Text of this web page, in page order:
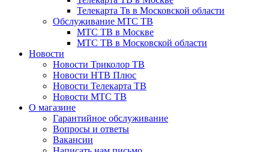
Телекарта Тв в Московской области
Обслуживание МТС ТВ
МТС ТВ в Москве
МТС ТВ в Московской области
Новости
Новости Триколор ТВ
Новости НТВ Плюс
Новости Телекарта ТВ
Новости МТС ТВ
О магазине
Гарантийное обслуживание
Вопросы и ответы
Вакансии